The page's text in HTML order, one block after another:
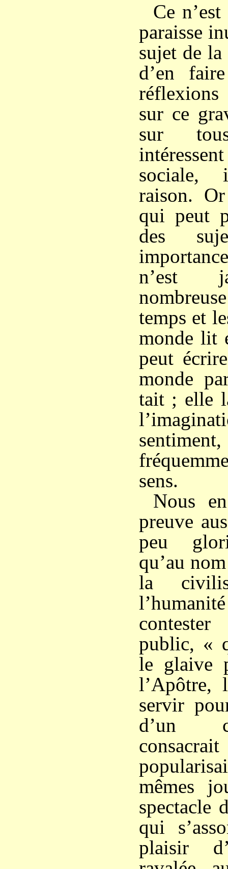
Ce
paraisse
sujet de
d’en
réflexions
sur ce
sur
raison.
qui peut
des
n’est
temps et
monde lit
peut
monde
tait ; elle
sens.
Nous
preuve
peu
qu’au
la
public, «
le glaive
l’Apôtre,
servir
d’un
mêmes
spectacle
qui
plaisir